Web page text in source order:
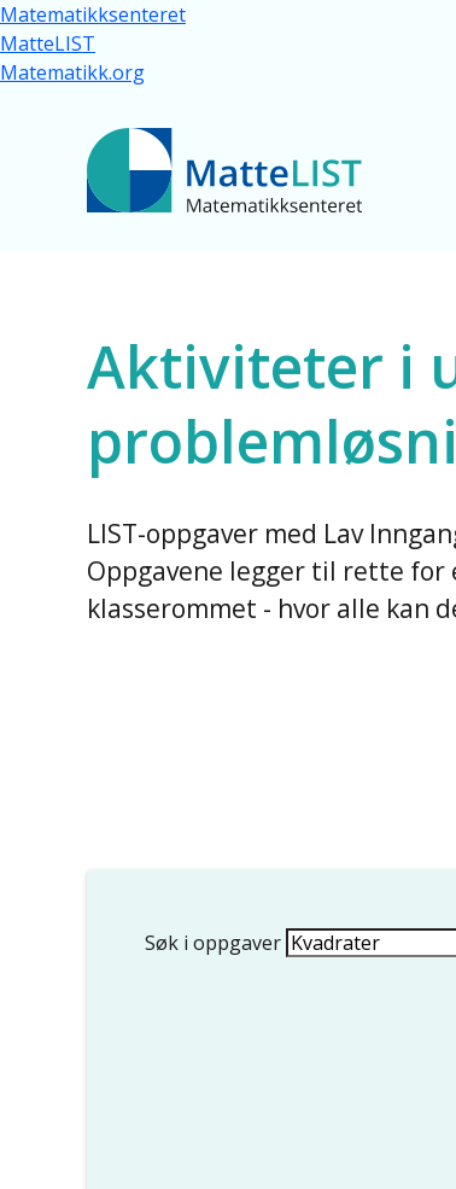
Hopp til hovedinnhold
Matematikksenteret
MatteLIST
Matematikk.org
Ressurser
Aktiviteter i
LIST-oppgaver med Lav
Oppgavene legger til rette
klasserommet - hvor alle kan
Søk i oppgaver